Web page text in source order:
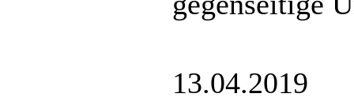
13.04.2019